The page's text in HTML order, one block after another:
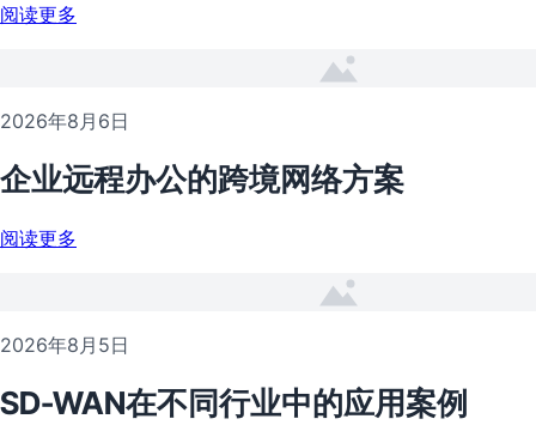
阅读更多
2026年8月6日
企业远程办公的跨境网络方案
阅读更多
2026年8月5日
SD-WAN在不同行业中的应用案例